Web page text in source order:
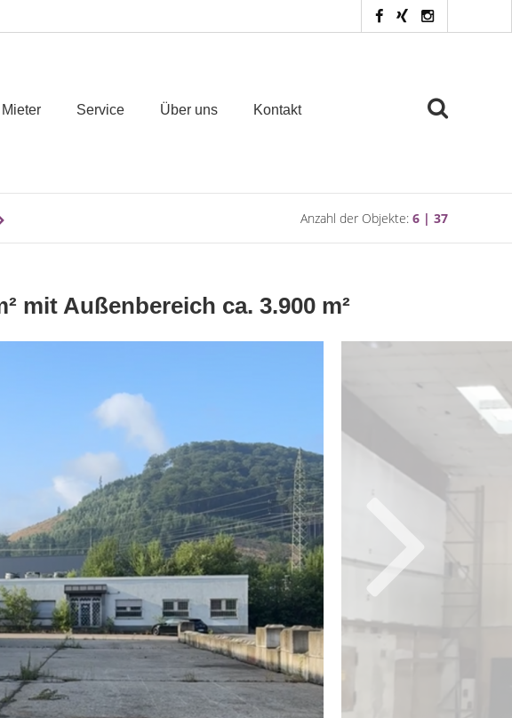
Service Über uns Kontakt
Anzahl der Objekte: 6 | 37
mit Außenbereich ca. 3.900 m²